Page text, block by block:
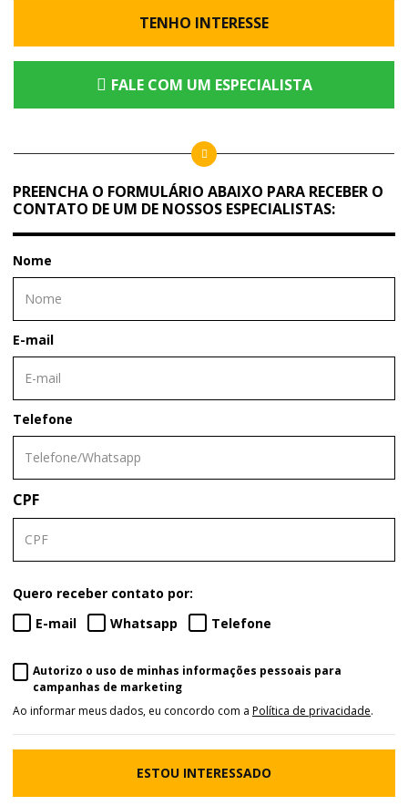
TENHO INTERESSE
FALE COM UM ESPECIALISTA
PREENCHA O FORMULÁRIO ABAIXO PARA RECEBER O
CONTATO DE UM DE NOSSOS ESPECIALISTAS:
Nome
E-mail
Telefone
CPF
Quero receber contato por:
E-mail
Whatsapp Telefone
Autorizo o uso de minhas informações pessoais para
campanhas de marketing
Ao informar meus dados, eu concordo com a Política de privacidade.
ESTOU INTERESSADO